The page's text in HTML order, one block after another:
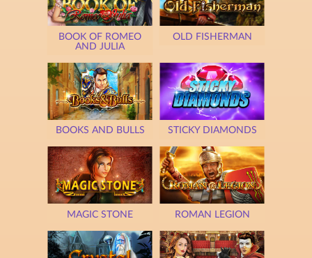
BOOK OF ROMEO
AND JULIA
OLD FISHERMAN
BOOKS AND BULLS STICKY DIAMONDS
MAGIC STONE ROMAN LEGION